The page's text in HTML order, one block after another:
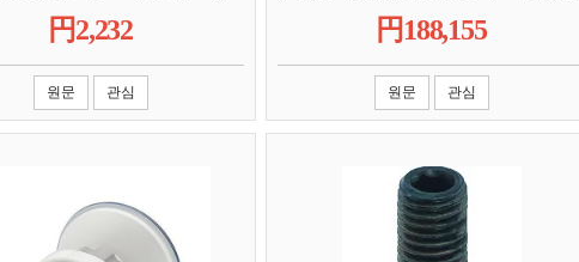
DIY用 カーキ
円2,232
원문 관심
円188,155
원문 관심